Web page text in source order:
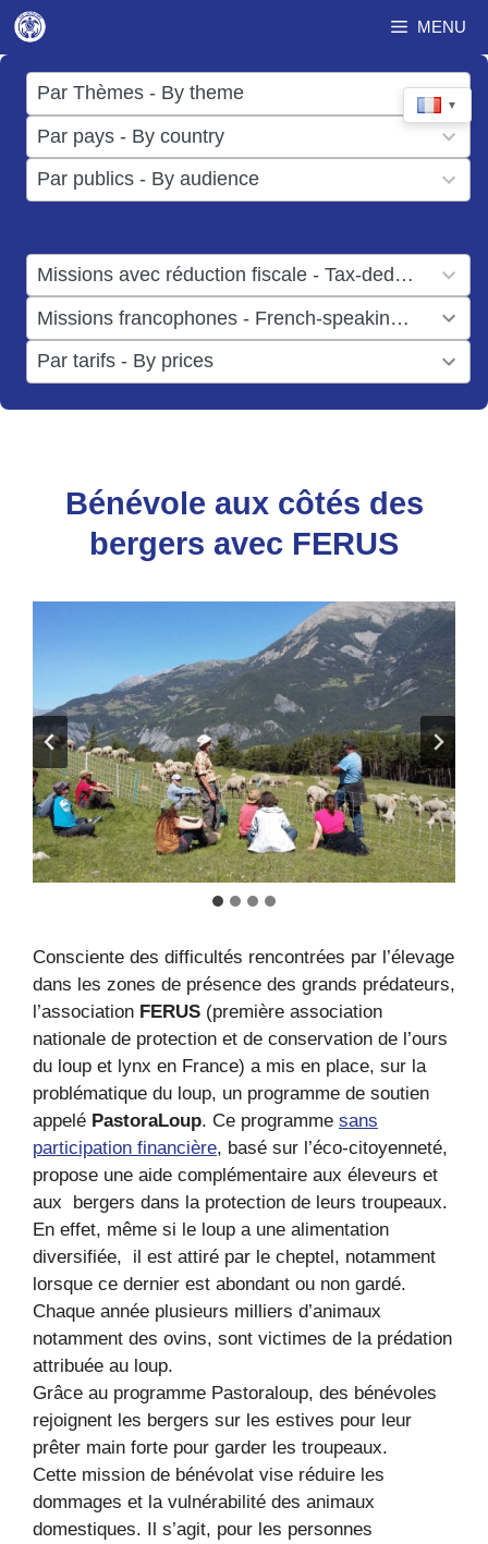
Aller
au
contenu
MENU
▼
Par Thèmes - By theme
17
results
available
Par pays - By country
50
results
available
Par publics - By audience
results
Missions avec réduction fiscale - Tax-deductible missions
result
available
Missions francophones - French-speaking missions
result
available
Par tarifs - By prices
results
available
Bénévole aux côtés des
bergers avec FERUS
Consciente des difficultés rencontrées par l’élevage
dans les zones de présence des grands prédateurs,
l’association FERUS (première association
nationale de protection et de conservation de l’ours
du loup et lynx en France) a mis en place, sur la
problématique du loup, un programme de soutien
appelé PastoraLoup. Ce programme sans
participation financière, basé sur l’éco-citoyenneté,
propose une aide complémentaire aux éleveurs et
aux bergers dans la protection de leurs troupeaux.
En effet, même si le loup a une alimentation
diversifiée, il est attiré par le cheptel, notamment
lorsque ce dernier est abondant ou non gardé.
Chaque année plusieurs milliers d’animaux
notamment des ovins, sont victimes de la prédation
attribuée au loup.
Grâce au programme Pastoraloup, des bénévoles
rejoignent les bergers sur les estives pour leur
prêter main forte pour garder les troupeaux.
Cette mission de bénévolat vise réduire les
dommages et la vulnérabilité des animaux
domestiques. Il s’agit, pour les personnes